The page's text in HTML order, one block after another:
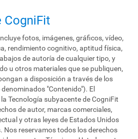
CogniFit
fotos, imágenes, gráficos, vídeo,
rendimiento cognitivo, aptitud física,
de autoría de cualquier tipo, y
u otros materiales que se publiquen,
a disposición a través de los
"Contenido"). El
Tecnología subyacente de CogniFit
de autor, marcas comerciales,
y otras leyes de Estados Unidos
Nos reservamos todos los derechos